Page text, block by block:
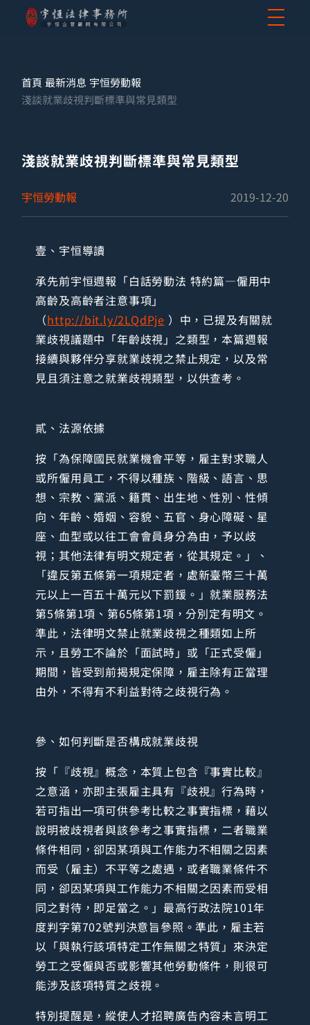
首頁 最新消息 宇恒勞動報
淺談就業歧視判斷標準與常見類型
淺談就業歧視判斷標準與常見類型
宇恒勞動報 2019-12-20
壹、宇恒導讀
承先前宇恒週報「白話勞動法 特約篇—僱用中
高齡及高齡者注意事項」
（http://bit.ly/2LQdPje ）中，已提及有關就
業歧視議題中「年齡歧視」之類型，本篇週報
接續與夥伴分享就業歧視之禁止規定，以及常
見且須注意之就業歧視類型，以供查考。
貳、法源依據
按「為保障國民就業機會平等，雇主對求職人
或所僱用員工，不得以種族、階級、語言、思
想、宗教、黨派、籍貫、出生地、性別、性傾
向、年齡、婚姻、容貌、五官、身心障礙、星
座、血型或以往工會會員身分為由，予以歧
視；其他法律有明文規定者，從其規定。」、
「違反第五條第一項規定者，處新臺幣三十萬
元以上一百五十萬元以下罰鍰。」就業服務法
第5條第1項、第65條第1項，分別定有明文。
準此，法律明文禁止就業歧視之種類如上所
示，且勞工不論於「面試時」或「正式受僱」
期間，皆受到前揭規定保障，雇主除有正當理
由外，不得有不利益對待之歧視行為。
參、如何判斷是否構成就業歧視
按「『歧視』概念，本質上包含『事實比較』
之意涵，亦即主張雇主具有『歧視』行為時，
若可指出一項可供參考比較之事實指標，藉以
說明被歧視者與該參考之事實指標，二者職業
條件相同，卻因某項與工作能力不相關之因素
而受（雇主）不平等之處遇，或者職業條件不
同，卻因某項與工作能力不相關之因素而受相
同之對待，即足當之。」最高行政法院101年
度判字第702號判決意旨參照。準此，雇主若
以「與執行該項特定工作無關之特質」來決定
勞工之受僱與否或影響其他勞動條件，則很可
能涉及該項特質之歧視。
特別提醒是，縱使人才招聘廣告內容未言明工